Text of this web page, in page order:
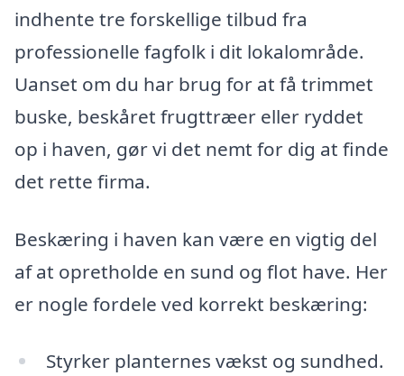
indhente tre forskellige tilbud fra
professionelle fagfolk i dit lokalområde.
Uanset om du har brug for at få trimmet
buske, beskåret frugttræer eller ryddet
op i haven, gør vi det nemt for dig at finde
det rette firma.
Beskæring i haven kan være en vigtig del
af at opretholde en sund og flot have. Her
er nogle fordele ved korrekt beskæring:
Styrker planternes vækst og sundhed.